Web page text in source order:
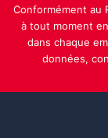
Conformément au
à tout moment
dans chaque
données,